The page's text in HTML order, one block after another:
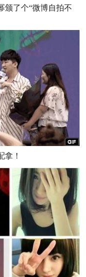
颁了个“微博自拍不
拿！